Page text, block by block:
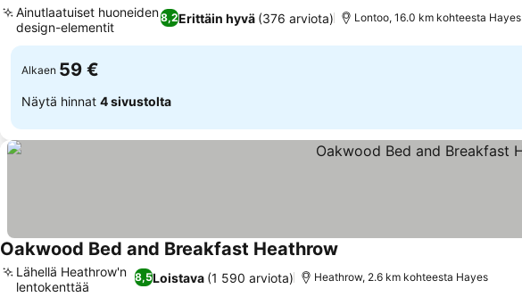
8,2Erittäin hyvä (376 arviota)
Ainutlaatuiset huoneiden
design-elementit
Lontoo, 16.0 km kohteesta Hayes
Alkaen 59 €
Näytä hinnat 4 sivustolta
Oakwood Bed and Breakfast Heathrow
8,5Loistava (1 590 arviota)
Lähellä Heathrow'n
lentokenttää
Heathrow, 2.6 km kohteesta Hayes